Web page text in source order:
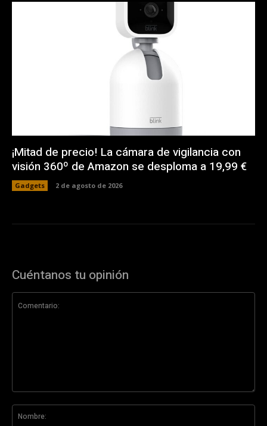
¡Mitad de precio! La cámara de vigilancia con
visión 360º de Amazon se desploma a 19,99 €
Gadgets 2 de agosto de 2026
Cuéntanos tu opinión